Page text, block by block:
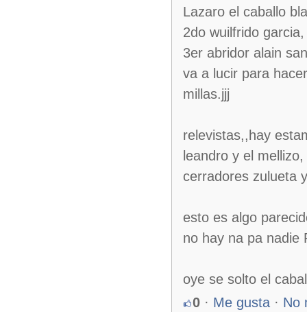
Lazaro el caballo
2do wuilfrido
3er abridor alain
va a lucir para
millas.jjj
relevistas,,hay
leandro y el mellizo,
cerradores zulueta
esto es algo
no hay na pa nadie
oye se solto el
0 · Me gusta · No